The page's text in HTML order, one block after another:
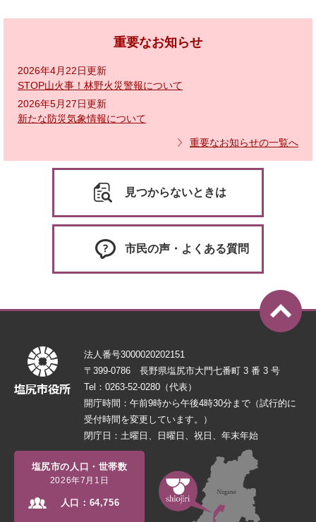
重要なお知らせ
2026年4月22日更新
STOP山火事！林野火災警報について
2026年5月27日更新
新たな防災気象情報について
重要なお知らせの一覧へ
見つからないときは
市民の声・よくある質問
法人番号3000020202151
〒399-0786 長野県塩尻市大門七番町 3 番 3 号
Tel：0263-52-0280（代表）
開庁時間：午前9時から午後4時30分まで（試行的に
受付時間を変更しています。）
閉庁日：土曜日、日曜日、祝日、年末年始
塩尻市の人口・世帯数
2026年7月1日
人口： 64,756